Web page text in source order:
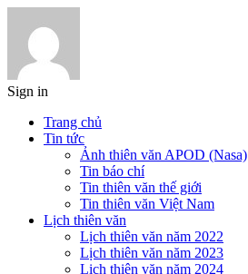
Sign in
Trang chủ
Tin tức
Ảnh thiên văn APOD (Nasa)
Tin báo chí
Tin thiên văn thế giới
Tin thiên văn Việt Nam
Lịch thiên văn
Lịch thiên văn năm 2022
Lịch thiên văn năm 2023
Lịch thiên văn năm 2024